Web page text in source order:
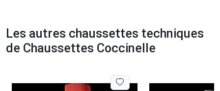
Les autres chaussettes techniques
de Chaussettes Coccinelle